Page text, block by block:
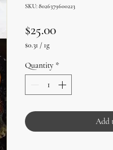
SKU: 8026379600223
$25.00Price
$0.31 / 1g
per
1
Gram
Quantity *
Add